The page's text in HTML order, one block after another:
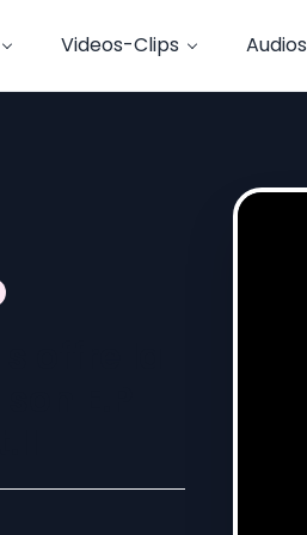
Videos-Clips Audios